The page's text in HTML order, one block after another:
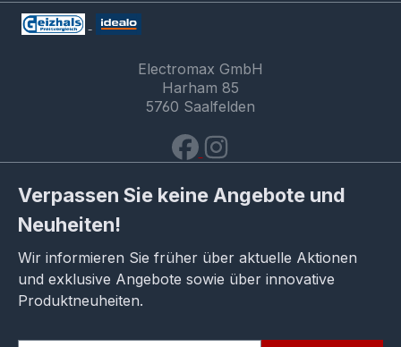
Electromax GmbH
Harham 85
5760 Saalfelden
Verpassen Sie keine Angebote und
Neuheiten!
Wir informieren Sie früher über aktuelle Aktionen
und exklusive Angebote sowie über innovative
Produktneuheiten.